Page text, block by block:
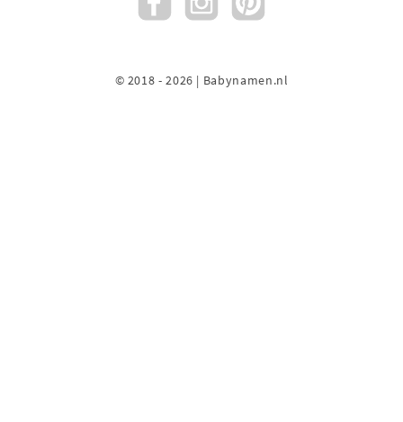
© 2018 - 2026 | Babynamen.nl